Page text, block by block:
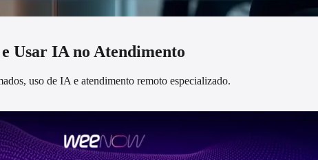
Usar IA no Atendimento
uso de IA e atendimento remoto especializado.